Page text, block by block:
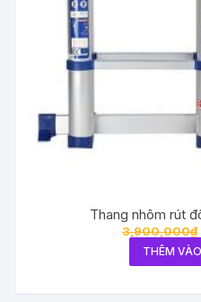
Thang nhôm rút
3,900,000₫
THÊM